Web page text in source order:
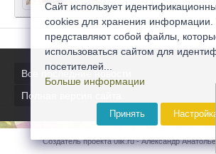
Все последние новости
Полная версия сайта
Создатель проекта 0lik.ru - Александр
Сайт использует
cookies для хранения информации.
представляют собой файлы,
использоваться сайтом для
посетителей...
Больше информации
Принять